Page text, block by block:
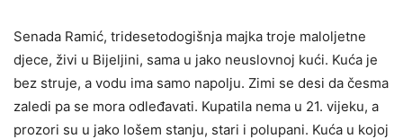
Senada Ramić, tridesetodogišnja majka troje maloljetne
djece, živi u Bijeljini, sama u jako neuslovnoj kući. Kuća je
bez struje, a vodu ima samo napolju. Zimi se desi da česma
zaledi pa se mora odleđavati. Kupatila nema u 21. vijeku, a
prozori su u jako lošem stanju, stari i polupani. Kuća u kojoj